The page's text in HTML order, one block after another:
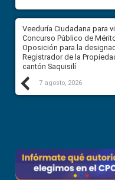
Previous
Veeduría Ciudadana para
Concurso Público de
Oposición para la
Registrador de la
cantón Saquisilí
7 agosto, 2026